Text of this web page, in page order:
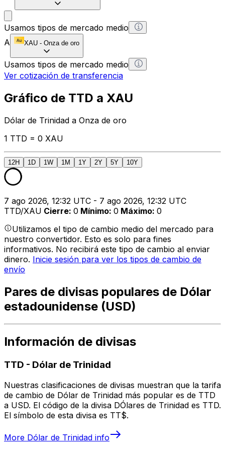
Usamos tipos de mercado medio
A
XAU - Onza de oro
Usamos tipos de mercado medio
Ver cotización de transferencia
Gráfico de TTD a XAU
Dólar de Trinidad a Onza de oro
1 TTD = 0 XAU
12H 1D 1W 1M 1Y 2Y 5Y 10Y
7 ago 2026, 12:32 UTC - 7 ago 2026, 12:32 UTC
TTD/XAU Cierre: 0 Mínimo: 0 Máximo: 0
Utilizamos el tipo de cambio medio del mercado para
nuestro convertidor. Esto es solo para fines
informativos. No recibirá este tipo de cambio al enviar
dinero. Inicie sesión para ver los tipos de cambio de
envío
Pares de divisas populares de Dólar
estadounidense (USD)
Información de divisas
TTD - Dólar de Trinidad
Nuestras clasificaciones de divisas muestran que la tarifa
de cambio de Dólar de Trinidad más popular es de TTD
a USD. El código de la divisa DÓlares de Trinidad es TTD.
El símbolo de esta divisa es TT$.
More Dólar de Trinidad info